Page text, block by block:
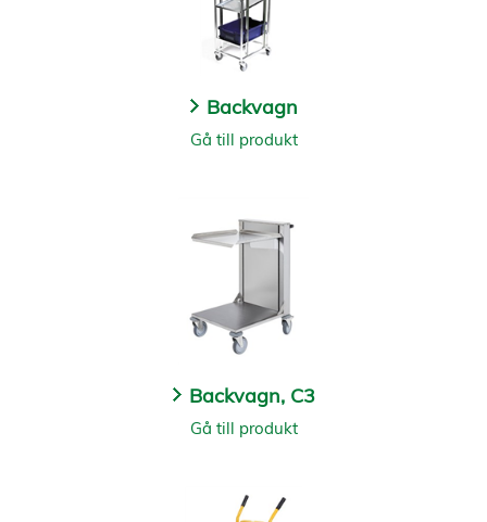
Backvagn
Gå till produkt
Backvagn, C3
Gå till produkt